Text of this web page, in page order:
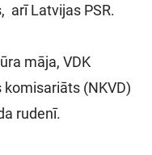
arī Latvijas PSR.
māja, VDK
(NKVD)
rudenī.